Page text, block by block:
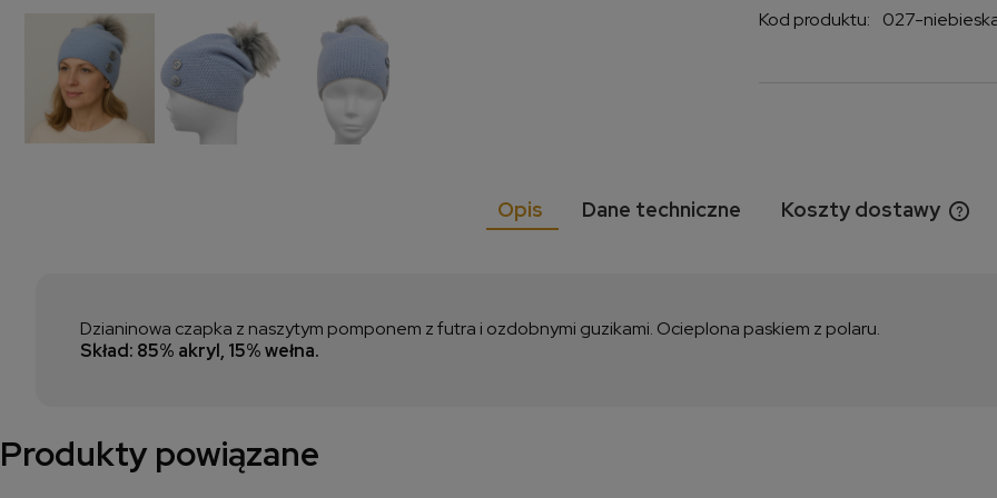
Kod produktu:
027-
Opis Dane techniczne Koszty dostawy
Dzianinowa czapka z naszytym pomponem z futra i ozdobnymi guzikami. Ocieplona paskiem z polaru.
Skład: 85% akryl, 15% wełna.
Produkty powiązane